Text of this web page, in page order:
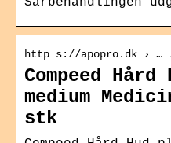
http s://apopro.dk › … ›
Compeed
medium
stk